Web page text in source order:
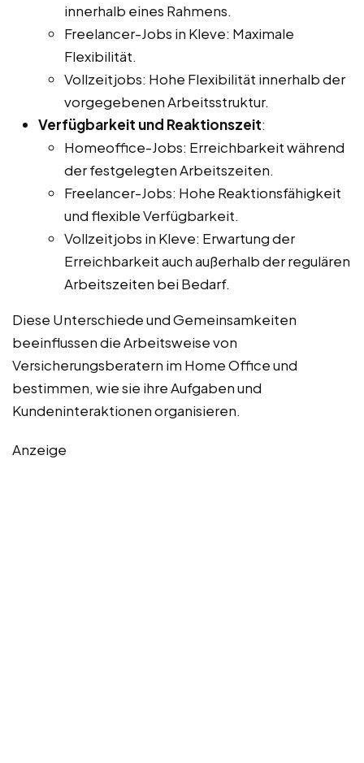
innerhalb eines Rahmens.
Freelancer-Jobs in Kleve: Maximale
Flexibilität.
Vollzeitjobs: Hohe Flexibilität innerhalb der
vorgegebenen Arbeitsstruktur.
Verfügbarkeit und Reaktionszeit:
Homeoffice-Jobs: Erreichbarkeit während
der festgelegten Arbeitszeiten.
Freelancer-Jobs: Hohe Reaktionsfähigkeit
und flexible Verfügbarkeit.
Vollzeitjobs in Kleve: Erwartung der
Erreichbarkeit auch außerhalb der regulären
Arbeitszeiten bei Bedarf.
Diese Unterschiede und Gemeinsamkeiten
beeinflussen die Arbeitsweise von
Versicherungsberatern im Home Office und
bestimmen, wie sie ihre Aufgaben und
Kundeninteraktionen organisieren.
Anzeige